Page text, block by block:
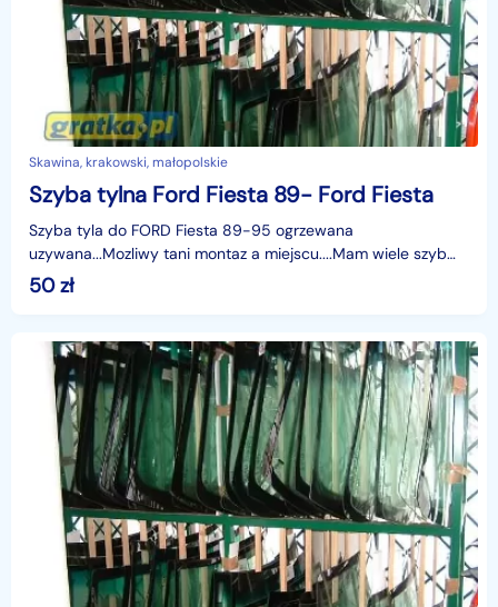
Skawina, krakowski, małopolskie
Szyba tylna Ford Fiesta 89- Ford Fiesta
Szyba tyla do FORD Fiesta 89-95 ogrzewana
uzywana...Mozliwy tani montaz a miejscu....Mam wiele szyb
do roznych marek i modeli. tel.12 276 84 60
50zł